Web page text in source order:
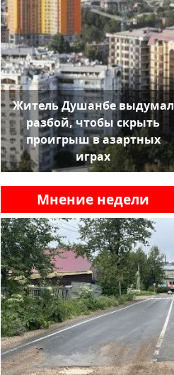
Житель Душанбе выдумал
разбой, чтобы скрыть
проигрыш в азартных
играх
Мнение недели